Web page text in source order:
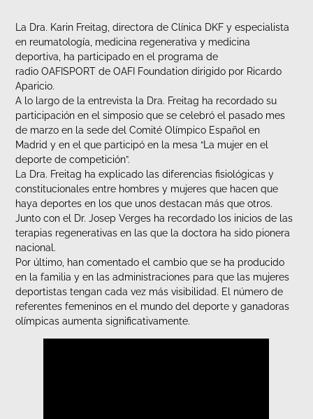
La Dra. Karin Freitag, directora de Clínica DKF y especialista
en reumatología, medicina regenerativa y medicina
deportiva, ha participado en el programa de
radio OAFISPORT de OAFI Foundation dirigido por Ricardo
Aparicio.
A lo largo de la entrevista la Dra. Freitag ha recordado su
participación en el simposio que se celebró el pasado mes
de marzo en la sede del Comité Olímpico Español en
Madrid y en el que participó en la mesa “La mujer en el
deporte de competición”.
La Dra. Freitag ha explicado las diferencias fisiológicas y
constitucionales entre hombres y mujeres que hacen que
haya deportes en los que unos destacan más que otros.
Junto con el Dr. Josep Verges ha recordado los inicios de las
terapias regenerativas en las que la doctora ha sido pionera
nacional.
Por último, han comentado el cambio que se ha producido
en la familia y en las administraciones para que las mujeres
deportistas tengan cada vez más visibilidad. El número de
referentes femeninos en el mundo del deporte y ganadoras
olímpicas aumenta significativamente.